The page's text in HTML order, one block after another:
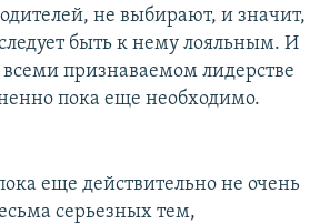
не выбирают, и значит,
быть к нему лояльным. И
признаваемом лидерстве
пока еще необходимо.
еще действительно не очень
серьезных тем,